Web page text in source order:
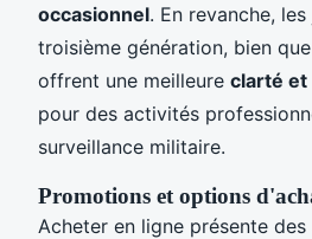
occasionnel. En revanche,
troisième génération, bien
offrent une meilleure clarté et
pour des activités
surveillance militaire.
Promotions et options
Acheter en ligne présente